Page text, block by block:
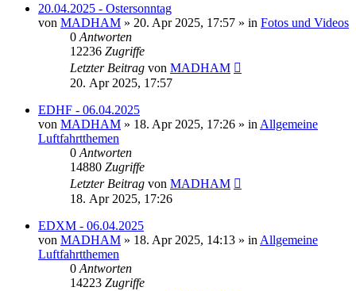
20.04.2025 - Ostersonntag
von MADHAM » 20. Apr 2025, 17:57 » in Fotos und Videos
0 Antworten
12236 Zugriffe
Letzter Beitrag von MADHAM
20. Apr 2025, 17:57
EDHF - 06.04.2025
von MADHAM » 18. Apr 2025, 17:26 » in Allgemeine
Luftfahrtthemen
0 Antworten
14880 Zugriffe
Letzter Beitrag von MADHAM
18. Apr 2025, 17:26
EDXM - 06.04.2025
von MADHAM » 18. Apr 2025, 14:13 » in Allgemeine
Luftfahrtthemen
0 Antworten
14223 Zugriffe